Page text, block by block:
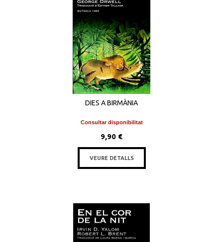
DIES A BIRMÀNIA
Consultar disponibilitat
9,90 €
VEURE DETALLS